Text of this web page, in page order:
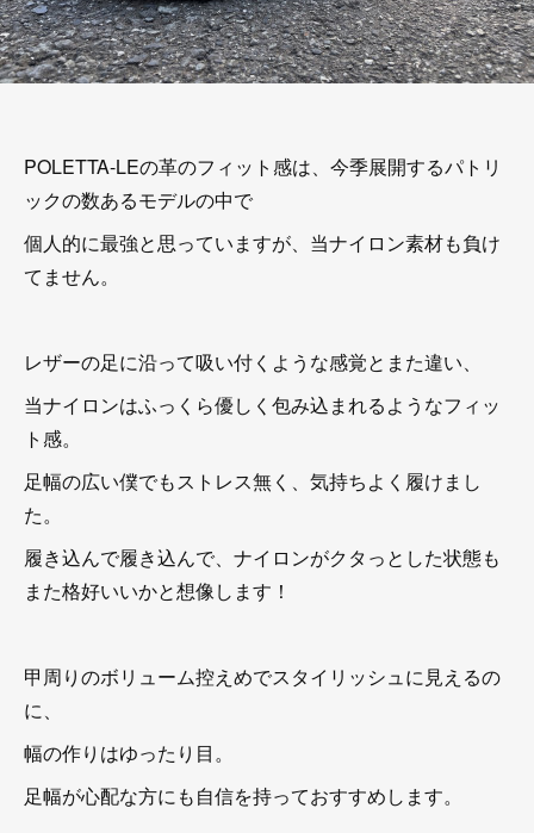
POLETTA-LEの革のフィット感は、今季展開するパトリ
ックの数あるモデルの中で
個人的に最強と思っていますが、当ナイロン素材も負け
てません。
レザーの足に沿って吸い付くような感覚とまた違い、
当ナイロンはふっくら優しく包み込まれるようなフィッ
ト感。
足幅の広い僕でもストレス無く、気持ちよく履けまし
た。
履き込んで履き込んで、ナイロンがクタっとした状態も
また格好いいかと想像します！
甲周りのボリューム控えめでスタイリッシュに見えるの
に、
幅の作りはゆったり目。
足幅が心配な方にも自信を持っておすすめします。